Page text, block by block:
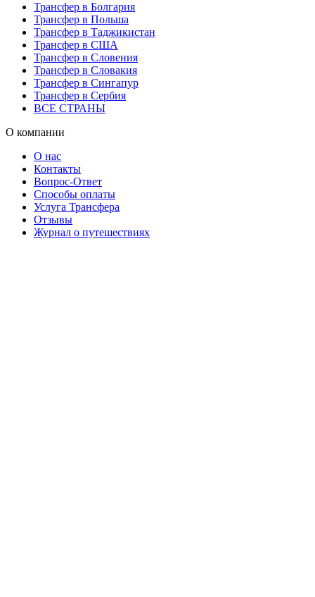
Трансфер в Болгария
Трансфер в Польша
Трансфер в Таджикистан
Трансфер в США
Трансфер в Словения
Трансфер в Словакия
Трансфер в Сингапур
Трансфер в Сербия
ВСЕ СТРАНЫ
О компании
О нас
Контакты
Вопрос-Ответ
Способы оплаты
Услуга Трансфера
Отзывы
Журнал о путешествиях